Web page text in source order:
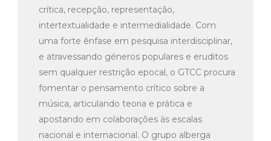
crítica, recepção, representação,
intertextualidade e intermedialidade. Com
uma forte ênfase em pesquisa interdisciplinar,
e atravessando géneros populares e eruditos
sem qualquer restrição epocal, o GTCC procura
fomentar o pensamento crítico sobre a
música, articulando teoria e prática e
apostando em colaborações às escalas
nacional e internacional. O grupo alberga